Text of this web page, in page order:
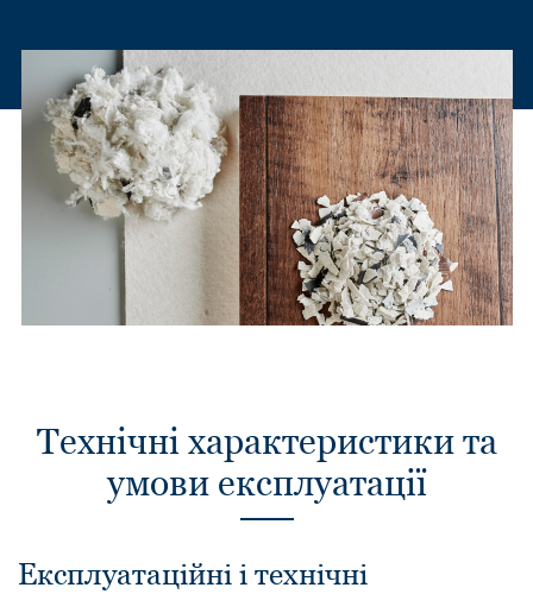
Технічні характеристики та
умови експлуатації
Експлуатаційні і технічні